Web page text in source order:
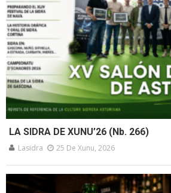
LA SIDRA DE XUNU’26 (Nb. 266)
Lasidra 25 De Xunu, 2026